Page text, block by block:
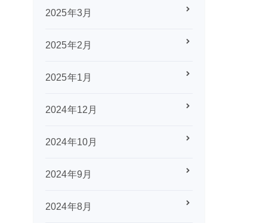
2025年3月
2025年2月
2025年1月
2024年12月
2024年10月
2024年9月
2024年8月